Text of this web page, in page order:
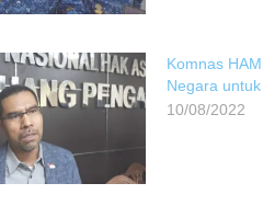
Komnas
Negara
10/08/2022